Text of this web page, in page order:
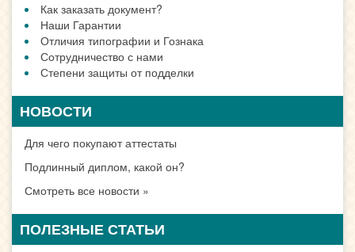
Как заказать документ?
Наши Гарантии
Отличия типографии и Гознака
Сотрудничество с нами
Степени защиты от подделки
НОВОСТИ
Для чего покупают аттестаты
Подлинный диплом, какой он?
Смотреть все новости »
ПОЛЕЗНЫЕ СТАТЬИ